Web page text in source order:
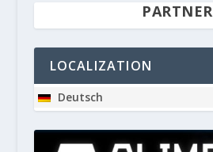
PARTNER
LOCALIZATION
Deutsch